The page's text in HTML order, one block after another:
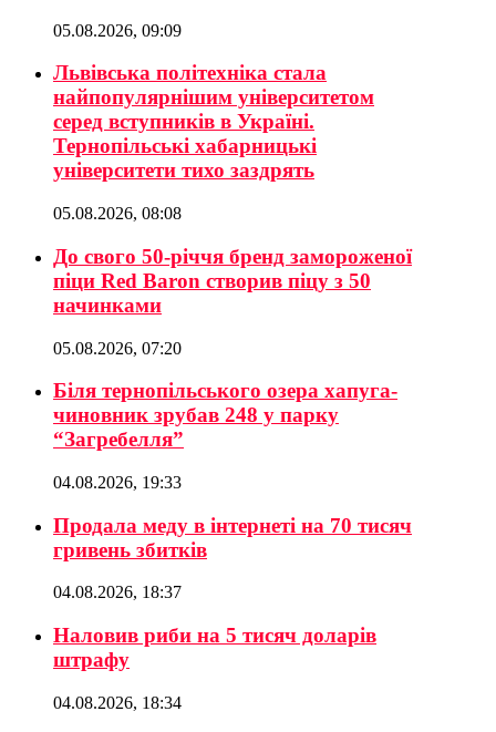
05.08.2026, 09:09
Львівська політехніка стала
найпопулярнішим університетом
серед вступників в Україні.
Тернопільські хабарницькі
університети тихо заздрять
05.08.2026, 08:08
До свого 50-річчя бренд замороженої
піци Red Baron створив піцу з 50
начинками
05.08.2026, 07:20
Біля тернопільського озера хапуга-
чиновник зрубав 248 у парку
“Загребелля”
04.08.2026, 19:33
Продала меду в інтернеті на 70 тисяч
гривень збитків
04.08.2026, 18:37
Наловив риби на 5 тисяч доларів
штрафу
04.08.2026, 18:34